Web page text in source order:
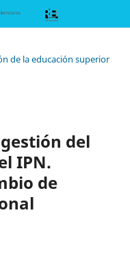
de la educación superior
del
IPN.
de